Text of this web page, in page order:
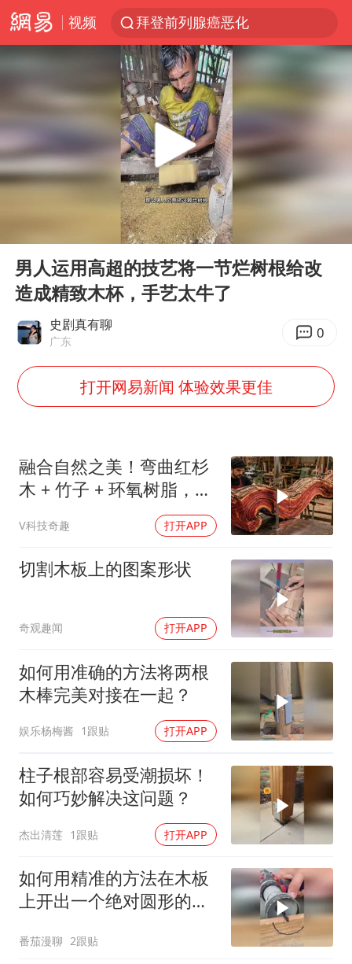
视频
拜登前列腺癌恶化
上海暴雨红色预警
“伊斯兰版北约”出现
武契奇会见泽连斯基有何意图
上海大部迎大暴雨
台铃电动车仅骑一年就断电趴窝
白海豚5次眼壁置换
日本连续发生两次地震
方桃子代言广告视频已下架
Play
男人运用高超的技艺将一节烂树根给改
造成精致木杯，手艺太牛了
史剧真有聊
广东 0
打开网易新闻 体验效果更佳
融合自然之美！弯曲红杉
木 + 竹子 + 环氧树脂，
DIY自制桌子惊艳全场
V科技奇趣 打开APP
切割木板上的图案形状
奇观趣闻 打开APP
如何用准确的方法将两根
木棒完美对接在一起？
娱乐杨梅酱 1跟贴 打开APP
柱子根部容易受潮损坏！
如何巧妙解决这问题？
杰出清莲 1跟贴 打开APP
如何用精准的方法在木板
上开出一个绝对圆形的木
番茄漫聊 2跟贴